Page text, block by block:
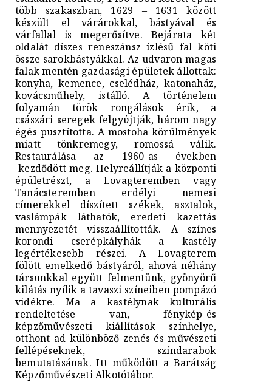
több szakaszban, 1629 – 1631 között
készült el várárokkal, bástyával és
várfallal is megerősítve. Bejárata két
oldalát díszes reneszánsz ízlésű fal köti
össze sarokbástyákkal. Az udvaron magas
falak mentén gazdasági épületek állottak:
konyha, kemence, cselédház, katonaház,
kovácsműhely, istálló. A történelem
folyamán török rongálások érik, a
császári seregek felgyύjtják, három nagy
égés pusztította. A mostoha körülmények
miatt tönkremegy, romossá válik.
Restaurálása az 1960-as években
kezdődött meg. Helyreállítják a központi
épületrészt, a Lovagteremben vagy
Tanácsteremben erdélyi nemesi
címerekkel díszített székek, asztalok,
vaslámpák láthatók, eredeti kazettás
mennyezetét visszaállították. A színes
korondi cserépkályhák a kastély
legértékesebb részei. A Lovagterem
fölött emelkedő bástyáról, ahová néhány
társunkkal együtt felmentünk, gyönyörű
kilátás nyílik a tavaszi színeiben pompázó
vidékre. Ma a kastélynak kulturális
rendeltetése van, fénykép-és
képzőművészeti kiállítások színhelye,
otthont ad különböző zenés és művészeti
fellépéseknek, színdarabok
bemutatásának. Itt működött a Barátság
Képzőművészeti Alkotótábor.